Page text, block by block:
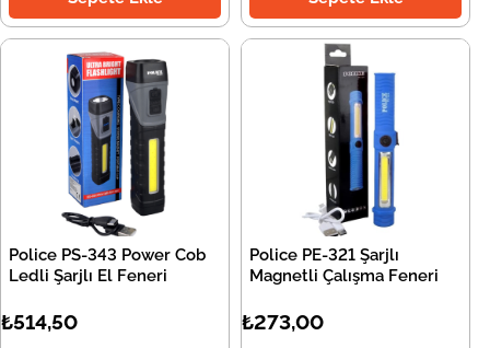
Police PS-343 Power Cob
Ledli Şarjlı El Feneri
₺514,50
Police PE-321 Şarjlı
Magnetli Çalışma Feneri
₺273,00